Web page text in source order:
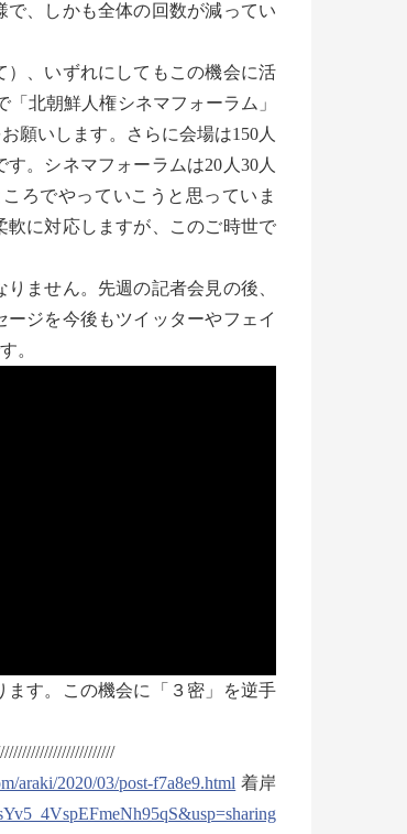
、しかも全体の回数が減ってい
、いずれにしてもこの機会に活
北朝鮮人権シネマフォーラム」
願いします。さらに会場は150人
。シネマフォーラムは20人30人
ろでやっていこうと思っていま
に対応しますが、このご時世で
ません。先週の記者会見の後、
ジを今後もツイッターやフェイ
。
す。この機会に「３密」を逆手
araki/2020/03/post-f7a8e9.html 着岸